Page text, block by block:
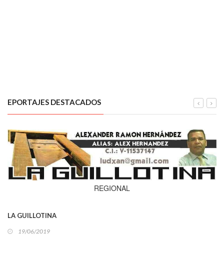
EPORTAJES DESTACADOS
REGIONAL
LA GUILLOTINA
19/06/2019